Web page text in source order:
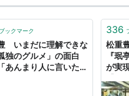
』(2001)
ックマーク
いまだに理解できな
独のグルメ」の面白
んまり人に言いたく
336
松重
『珉
が実
特別